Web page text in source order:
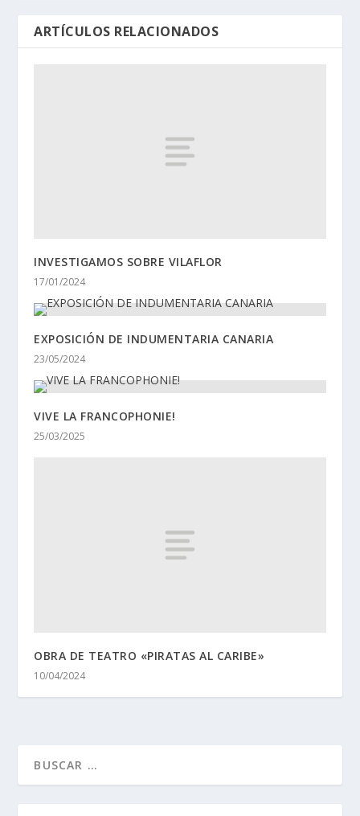
ARTÍCULOS RELACIONADOS
INVESTIGAMOS SOBRE VILAFLOR
17/01/2024
EXPOSICIÓN DE INDUMENTARIA CANARIA
23/05/2024
VIVE LA FRANCOPHONIE!
25/03/2025
OBRA DE TEATRO «PIRATAS AL CARIBE»
10/04/2024